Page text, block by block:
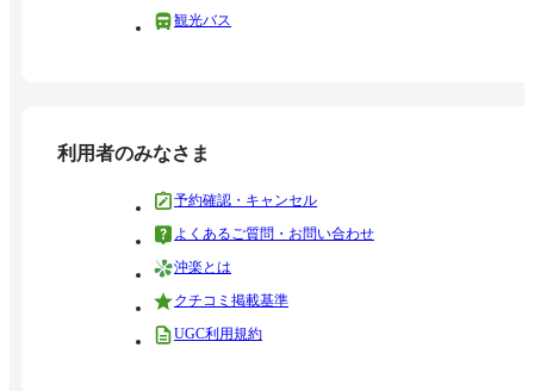
観光バス
利用者のみなさま
予約確認・キャンセル
よくあるご質問・お問い合わせ
沖楽とは
クチコミ掲載基準
UGC利用規約